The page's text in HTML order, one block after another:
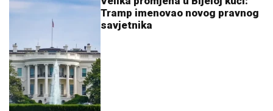
Tramp imenovao novog pravnog
savjetnika